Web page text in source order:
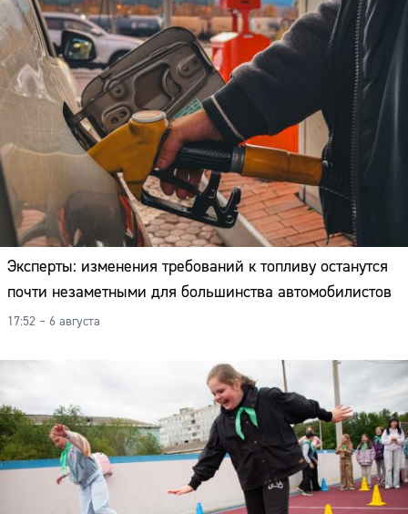
Эксперты: изменения требований к топливу останутся
почти незаметными для большинства автомобилистов
17:52 – 6 августа